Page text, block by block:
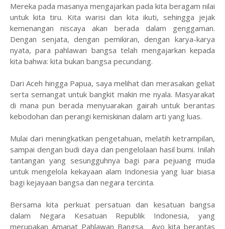
Mereka pada masanya mengajarkan pada kita beragam nilai
untuk kita tiru. Kita warisi dan kita ikuti, sehingga jejak
kemenangan niscaya akan berada dalam genggaman.
Dengan senjata, dengan pemikiran, dengan karya-karya
nyata, para pahlawan bangsa telah mengajarkan kepada
kita bahwa: kita bukan bangsa pecundang.
Dari Aceh hingga Papua, saya melihat dan merasakan geliat
serta semangat untuk bangkit makin me nyala. Masyarakat
di mana pun berada menyuarakan gairah untuk berantas
kebodohan dan perangi kemiskinan dalam arti yang luas.
Mulai dari meningkatkan pengetahuan, melatih ketrampilan,
sampai dengan budi daya dan pengelolaan hasil bumi. Inilah
tantangan yang sesungguhnya bagi para pejuang muda
untuk mengelola kekayaan alam Indonesia yang luar biasa
bagi kejayaan bangsa dan negara tercinta.
Bersama kita perkuat persatuan dan kesatuan bangsa
dalam Negara Kesatuan Republik Indonesia, yang
merupakan Amanat Pahlawan Bangsa. Ayo kita berantas